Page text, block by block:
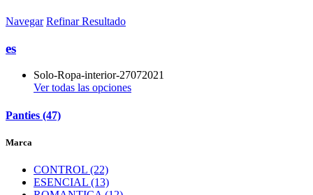
Navegar Refinar Resultado
es
Solo-Ropa-interior-27072021
Ver todas las opciones
Panties (47)
Marca
CONTROL (22)
ESENCIAL (13)